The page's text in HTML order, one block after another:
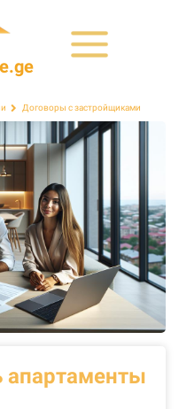
Договоры с застройщиками
апартаменты